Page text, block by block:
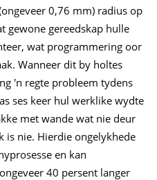
0,76 mm) radius op
gewone gereedskap hulle
wat programmering oor
Wanneer dit by holtes
'n regte probleem tydens
ses keer hul werklike wydte
met wande wat nie deur
is nie. Hierdie ongelykhede
en kan
40 persent langer